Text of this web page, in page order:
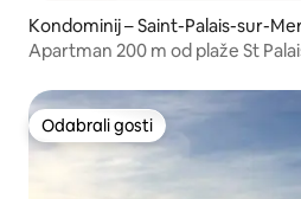
Kondominij – Saint-Palais-sur-
Apartman 200 m od plaže St
Odabrali gosti
Odabrali gosti